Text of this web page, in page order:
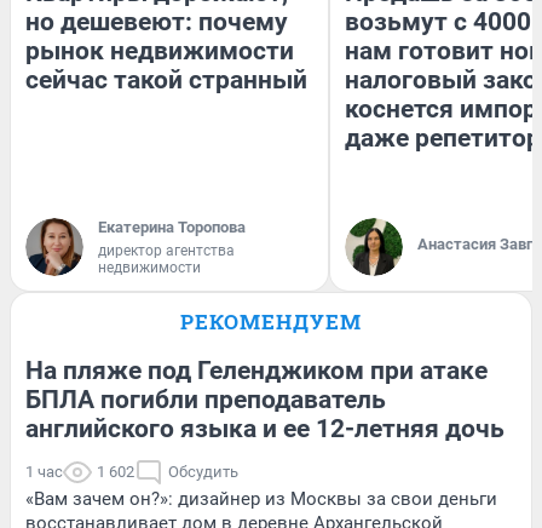
но дешевеют: почему
рынок недвижимости
сейчас такой странный
Екатерина Торопова
директор агентства
недвижимости
возьмут с
нам готовит
налоговый
коснется
даже
Анастасия
РЕКОМЕНДУЕМ
На пляже под Геленджиком при атаке
БПЛА погибли преподаватель
английского языка и ее 12-летняя дочь
1 час 1 602 Обсудить
«Вам зачем он?»: дизайнер из Москвы за свои деньги
восстанавливает дом в деревне Архангельской